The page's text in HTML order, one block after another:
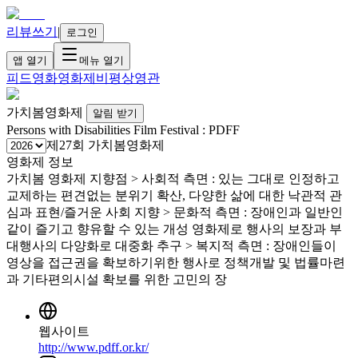
리뷰쓰기 | 로그인
앱 열기 메뉴 열기
피드영화영화제 비평상영관
가치봄영화제 알림 받기
Persons with Disabilities Film Festival : PDFF
제27회 가치봄영화제
영화제 정보
가치봄 영화제 지향점 > 사회적 측면 : 있는 그대로 인정하고
교제하는 편견없는 분위기 확산, 다양한 삶에 대한 낙관적 관
심과 표현/즐거운 사회 지향 > 문화적 측면 : 장애인과 일반인
같이 즐기고 향유할 수 있는 개성 영화제로 행사의 보장과 부
대행사의 다양화로 대중화 추구 > 복지적 측면 : 장애인들이
영상을 접근권을 확보하기위한 행사로 정책개발 및 법률마련
과 기타편의시설 확보를 위한 고민의 장
웹사이트
http://www.pdff.or.kr/